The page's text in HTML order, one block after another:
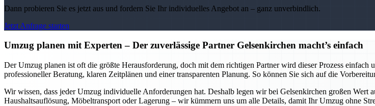
Dann probieren Sie es jetzt aus und fordern Sie Ihr individuelles Angebot an – ganz unverbindlich.
Jetzt Anfrage starten
Umzug planen mit Experten – Der zuverlässige Partner Gelsenkirchen macht’s einfach
Der Umzug planen ist oft die größte Herausforderung, doch mit dem richtigen Partner wird dieser Prozess
professioneller Beratung, klaren Zeitplänen und einer transparenten Planung. So können Sie sich auf die
Wir wissen, dass jeder Umzug individuelle Anforderungen hat. Deshalb legen wir bei Gelsenkirchen großen Wert
Haushaltsauflösung, Möbeltransport oder Lagerung – wir kümmern uns um alle Details, damit Ihr Umzug ohne